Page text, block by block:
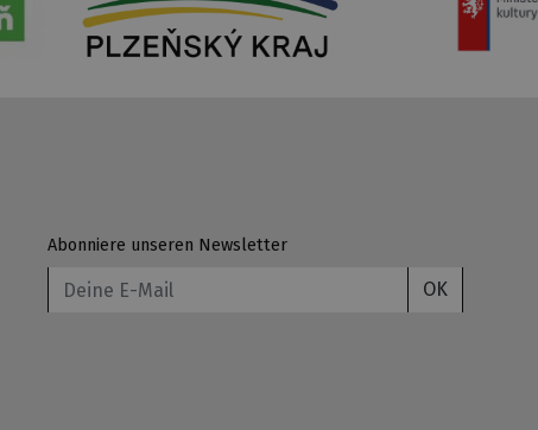
Abonniere unseren Newsletter
OK